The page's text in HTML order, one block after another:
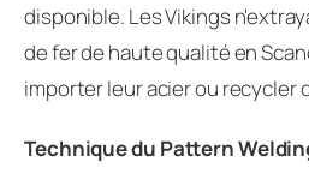
disponible. Les Vikings
de fer de haute qualité en
importer leur acier ou recycler
Technique du Pattern